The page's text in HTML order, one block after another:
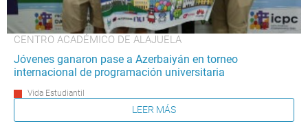
CENTRO ACADÉMICO DE ALAJUELA
Jóvenes ganaron pase a Azerbaiyán en torneo
internacional de programación universitaria
Vida Estudiantil
LEER MÁS